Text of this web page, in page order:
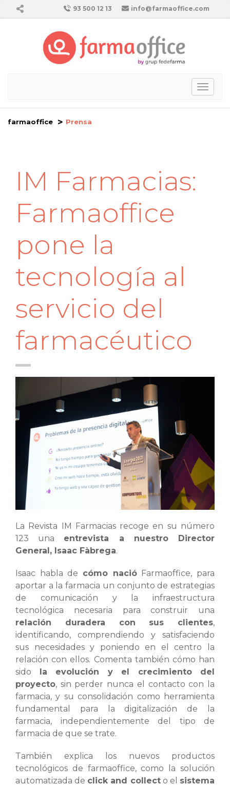
93 500 12 13 info@farmaoffice.com
farmaoffice Prensa
IM Farmacias:
Farmaoffice
pone la
tecnología al
servicio del
farmacéutico
La Revista IM Farmacias recoge en su número
123 una entrevista a nuestro Director
General, Isaac Fàbrega.
Isaac habla de cómo nacióFarmaoffice, para
aportar a la farmacia un conjunto de estrategias
de comunicación y la infraestructura
tecnológica necesaria para construir una
relación duradera con sus clientes,
identificando, comprendiendo y satisfaciendo
sus necesidades y poniendo en el centro la
relación con ellos. Comenta también cómo han
sido la evolución y el crecimiento del
proyecto, sin perder nunca el contacto con la
farmacia, y su consolidación como herramienta
fundamental para la digitalización de la
farmacia, independientemente del tipo de
farmacia de que se trate.
También explica los nuevos productos
tecnológicos de farmaoffice, como la solución
automatizada de click and collecto el sistema